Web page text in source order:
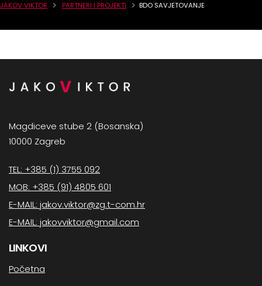
JAKOV VIKTOR PARTNERI I PROJEKTI BDO SAVJETOVANJE
Magdiceve stube 2 (Bosanska)
10000 Zagreb
TEL: +385 (1) 3755 092
MOB: +385 (91) 4805 601
E-MAIL: jakov.viktor@zg.t-com.hr
E-MAIL: jakovviktor@gmail.com
LINKOVI
Početna